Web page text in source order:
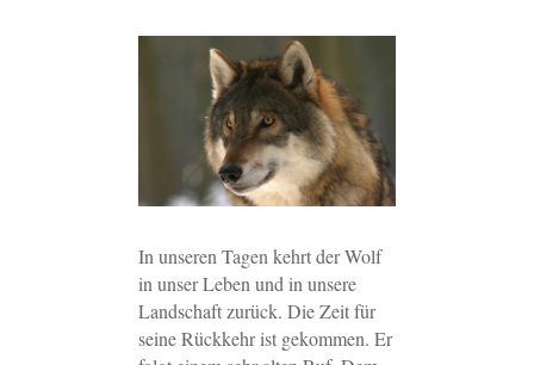
In unseren Tagen kehrt der Wolf
in unser Leben und in unsere
Landschaft zurück. Die Zeit für
seine Rückkehr ist gekommen. Er